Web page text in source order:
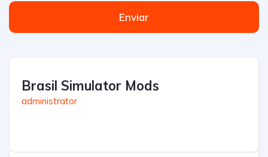
Enviar
Brasil Simulator Mods
administrator